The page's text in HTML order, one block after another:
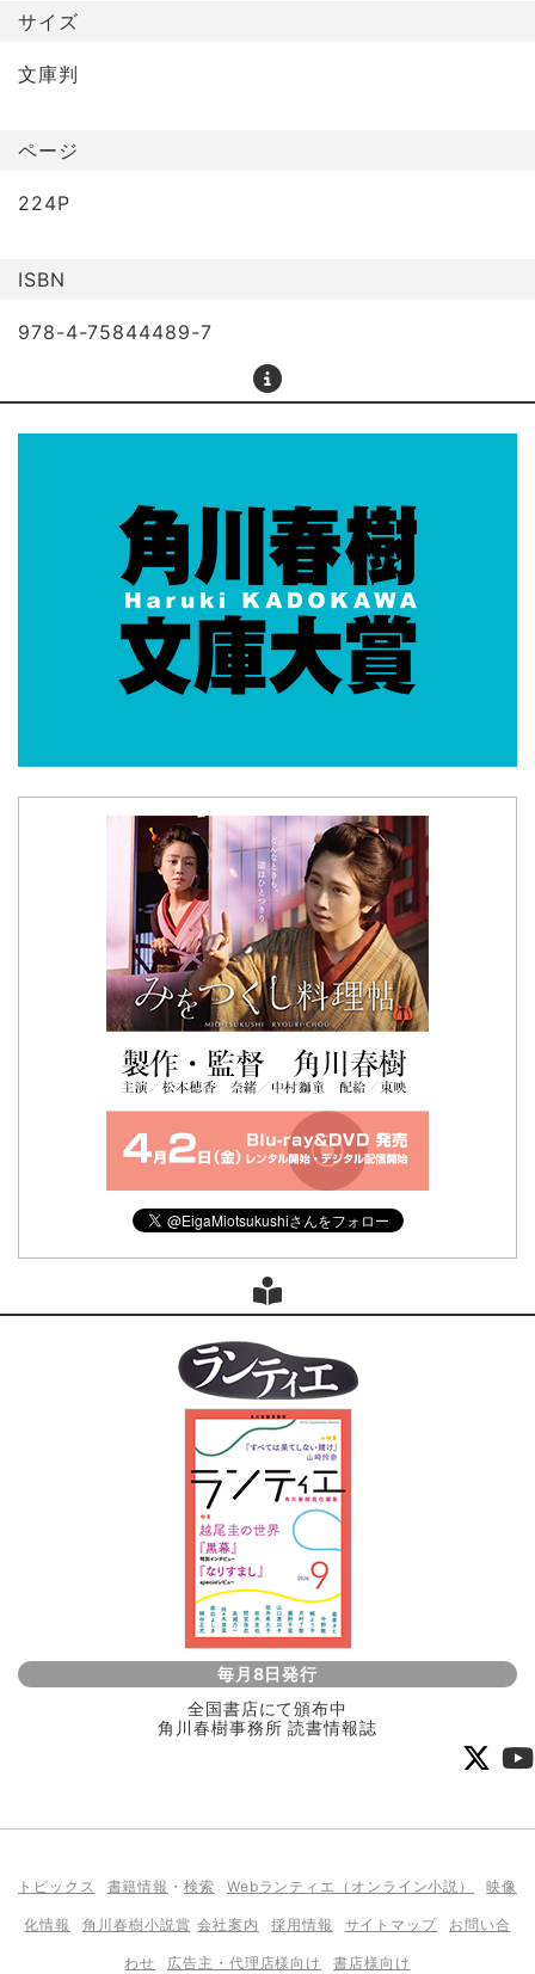
サイズ
文庫判
ページ
224P
ISBN
978-4-75844489-7
毎月8日発行
全国書店にて頒布中
角川春樹事務所 読書情報誌
トピックス 書籍情報 ・検索 Webランティエ（オンライン小説） 映像
化情報 角川春樹小説賞 会社案内 採用情報 サイトマップ お問い合
わせ 広告主・代理店様向け 書店様向け